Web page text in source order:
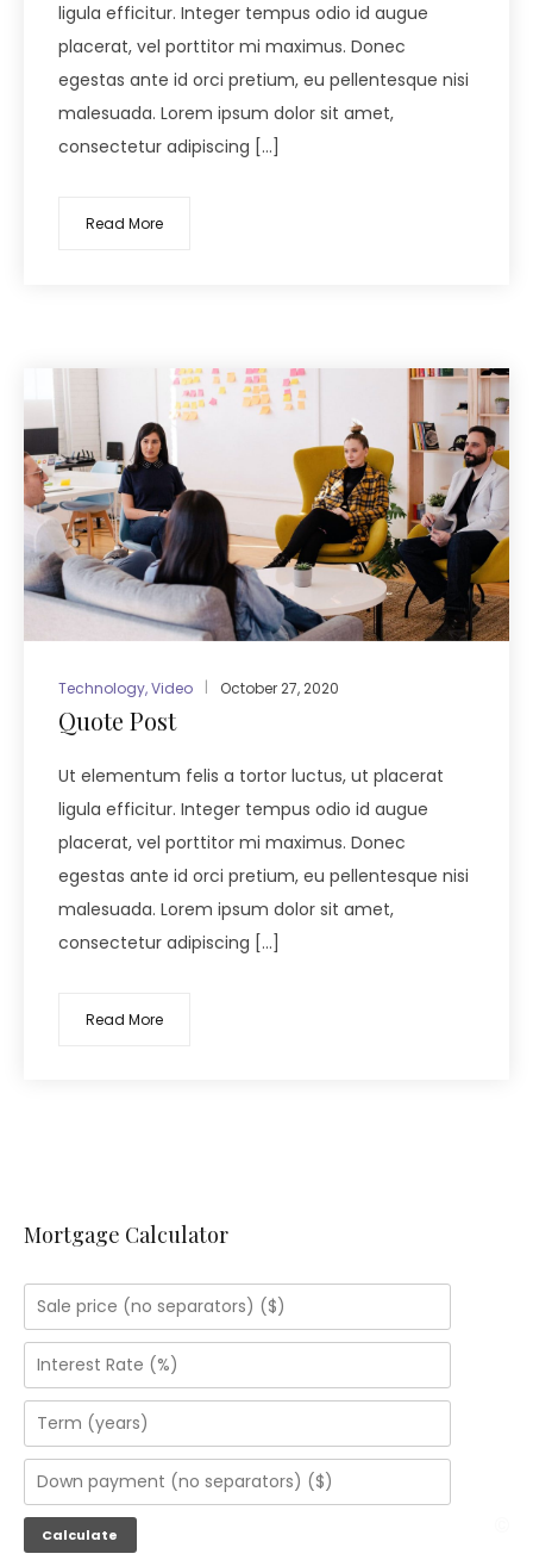
Mortgage Calculator
ligula efficitur. Integer tempus odio id augue
placerat, vel porttitor mi maximus. Donec
egestas ante id orci pretium, eu pellentesque nisi
malesuada. Lorem ipsum dolor sit amet,
consectetur adipiscing […]
Read More
Technology,Video October 27, 2020
Quote Post
Ut elementum felis a tortor luctus, ut placerat
ligula efficitur. Integer tempus odio id augue
placerat, vel porttitor mi maximus. Donec
egestas ante id orci pretium, eu pellentesque nisi
malesuada. Lorem ipsum dolor sit amet,
consectetur adipiscing […]
Read More